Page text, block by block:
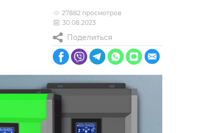
27882 просмотров
30.08.2023
Поделиться